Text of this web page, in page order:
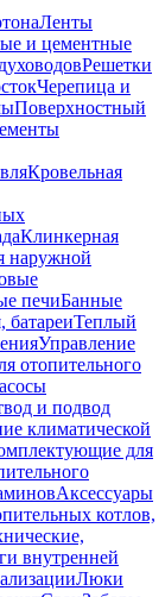
Ленты
и цементные
Решетки
Черепица и
Поверхностный
Кровельная
Клинкерная
наружной
печиБанные
батареиТеплый
Управление
отопительного
и подвод
климатической
для
Аксессуары
котлов,
внутренней
Люки